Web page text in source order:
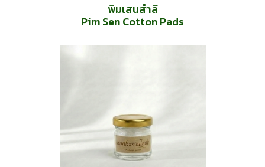
พิมเสนสำลี
Pim Sen Cotton Pads